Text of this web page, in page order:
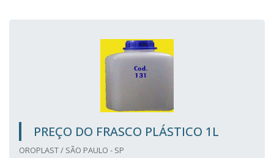
PREÇO DO FRASCO PLÁSTICO 1L
OROPLAST / SÃO PAULO - SP